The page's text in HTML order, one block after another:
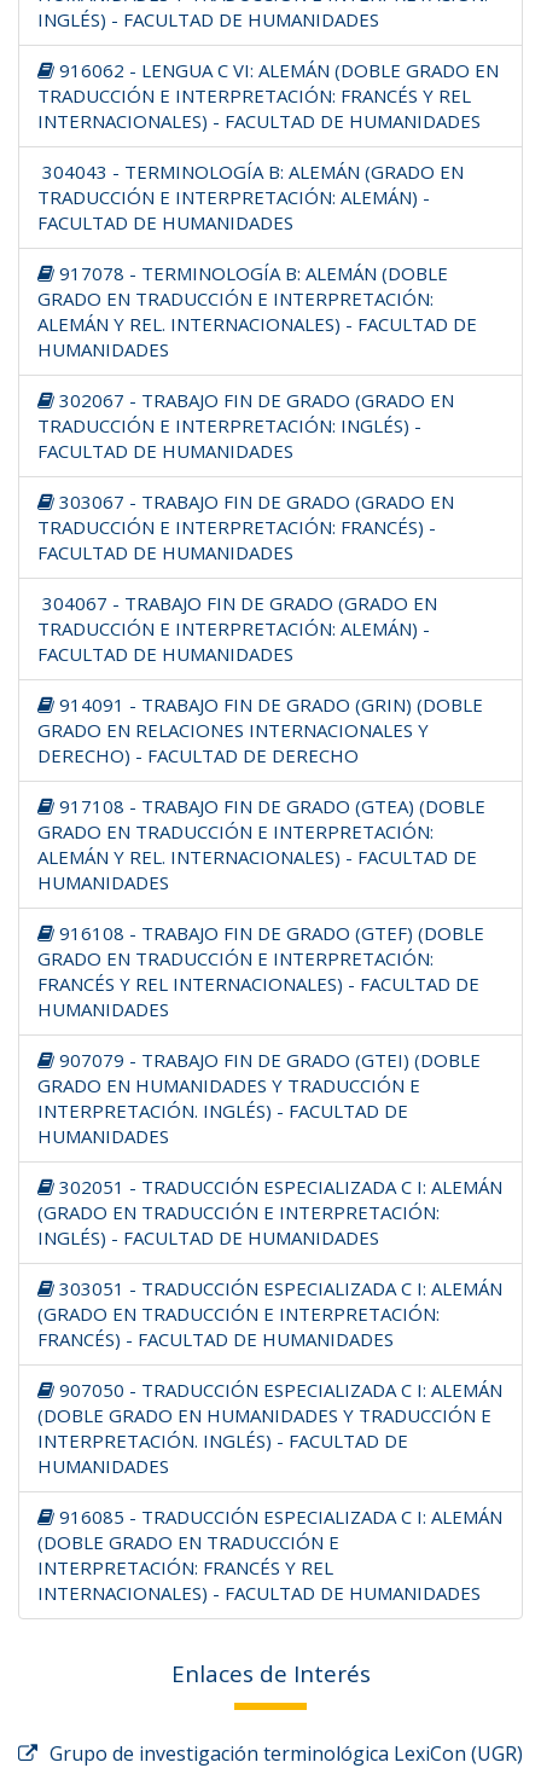
INGLÉS) - FACULTAD DE HUMANIDADES
916062 - LENGUA C VI: ALEMÁN (DOBLE GRADO EN
TRADUCCIÓN E INTERPRETACIÓN: FRANCÉS Y REL
INTERNACIONALES) - FACULTAD DE HUMANIDADES
304043 - TERMINOLOGÍA B: ALEMÁN (GRADO EN
TRADUCCIÓN E INTERPRETACIÓN: ALEMÁN) -
FACULTAD DE HUMANIDADES
917078 - TERMINOLOGÍA B: ALEMÁN (DOBLE
GRADO EN TRADUCCIÓN E INTERPRETACIÓN:
ALEMÁN Y REL. INTERNACIONALES) - FACULTAD DE
HUMANIDADES
302067 - TRABAJO FIN DE GRADO (GRADO EN
TRADUCCIÓN E INTERPRETACIÓN: INGLÉS) -
FACULTAD DE HUMANIDADES
303067 - TRABAJO FIN DE GRADO (GRADO EN
TRADUCCIÓN E INTERPRETACIÓN: FRANCÉS) -
FACULTAD DE HUMANIDADES
304067 - TRABAJO FIN DE GRADO (GRADO EN
TRADUCCIÓN E INTERPRETACIÓN: ALEMÁN) -
FACULTAD DE HUMANIDADES
914091 - TRABAJO FIN DE GRADO (GRIN) (DOBLE
GRADO EN RELACIONES INTERNACIONALES Y
DERECHO) - FACULTAD DE DERECHO
917108 - TRABAJO FIN DE GRADO (GTEA) (DOBLE
GRADO EN TRADUCCIÓN E INTERPRETACIÓN:
ALEMÁN Y REL. INTERNACIONALES) - FACULTAD DE
HUMANIDADES
916108 - TRABAJO FIN DE GRADO (GTEF) (DOBLE
GRADO EN TRADUCCIÓN E INTERPRETACIÓN:
FRANCÉS Y REL INTERNACIONALES) - FACULTAD DE
HUMANIDADES
907079 - TRABAJO FIN DE GRADO (GTEI) (DOBLE
GRADO EN HUMANIDADES Y TRADUCCIÓN E
INTERPRETACIÓN. INGLÉS) - FACULTAD DE
HUMANIDADES
302051 - TRADUCCIÓN ESPECIALIZADA C I: ALEMÁN
(GRADO EN TRADUCCIÓN E INTERPRETACIÓN:
INGLÉS) - FACULTAD DE HUMANIDADES
303051 - TRADUCCIÓN ESPECIALIZADA C I: ALEMÁN
(GRADO EN TRADUCCIÓN E INTERPRETACIÓN:
FRANCÉS) - FACULTAD DE HUMANIDADES
907050 - TRADUCCIÓN ESPECIALIZADA C I: ALEMÁN
(DOBLE GRADO EN HUMANIDADES Y TRADUCCIÓN E
INTERPRETACIÓN. INGLÉS) - FACULTAD DE
HUMANIDADES
916085 - TRADUCCIÓN ESPECIALIZADA C I: ALEMÁN
(DOBLE GRADO EN TRADUCCIÓN E
INTERPRETACIÓN: FRANCÉS Y REL
INTERNACIONALES) - FACULTAD DE HUMANIDADES
Enlaces de Interés
Grupo de investigación terminológica LexiCon (UGR)